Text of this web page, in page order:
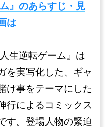
』のあらすじ・見
は
人生逆転ゲーム』は
を実写化した、ギャ
け事をテーマにした
行によるコミックス
す。登場人物の緊迫